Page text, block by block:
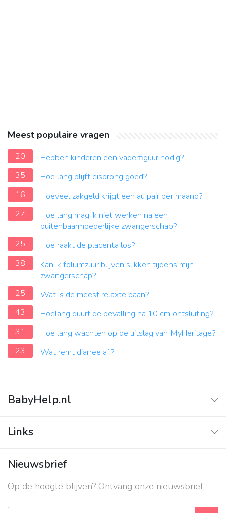
Meest populaire vragen
20
Hebben kinderen een vaderfiguur nodig?
35
Hoe lang blijft eisprong goed?
16
Hoeveel zakgeld krijgt een au pair per maand?
27
Hoe lang mag ik niet werken na een
buitenbaarmoederlijke zwangerschap?
25
Hoe raakt de placenta los?
38
Kan ik foliumzuur blijven slikken tijdens mijn
zwangerschap?
25
Wat is de meest relaxte baan?
43
Hoelang duurt de bevalling na 10 cm ontsluiting?
31
Hoe lang wachten op de uitslag van MyHeritage?
23
Wat remt diarree af?
BabyHelp.nl
Vraag & Antwoord
Links
Contact
Over ons
Privacy beleid
Nieuwsbrief
Op de hoogte blijven? Ontvang onze nieuwsbrief